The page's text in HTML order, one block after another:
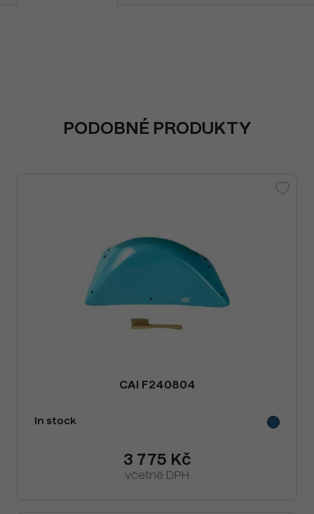
PODOBNÉ PRODUKTY
CAI F240804
In stock
3 775 Kč
včetně DPH